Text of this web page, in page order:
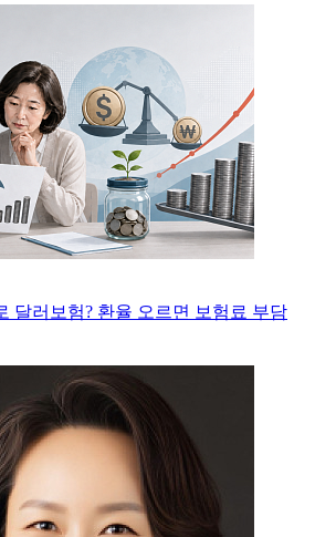
달러보험? 환율 오르면 보험료 부담